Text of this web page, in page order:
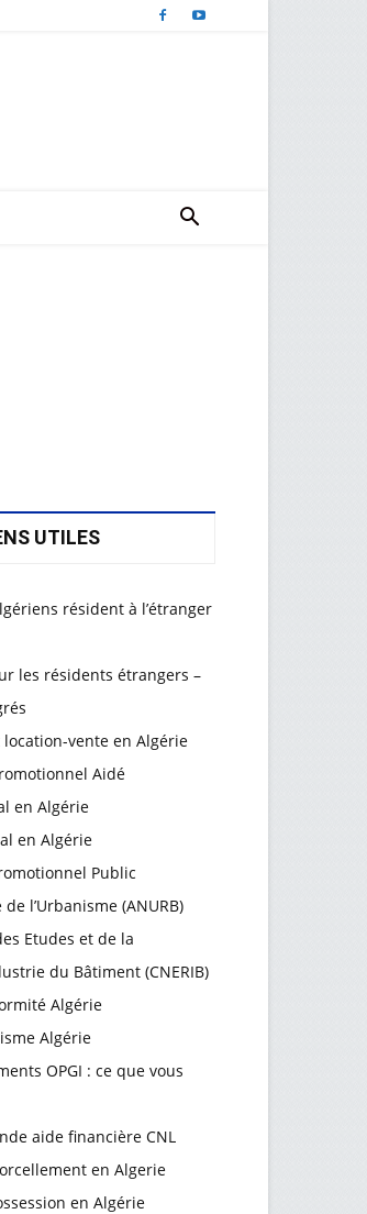
UTILES
résident à l’étranger
les résidents étrangers –
location-vente en Algérie
Aidé
en Algérie
en Algérie
Public
l’Urbanisme (ANURB)
Etudes et de la
du Bâtiment (CNERIB)
Algérie
Algérie
OPGI : ce que vous
aide financière CNL
en Algerie
en Algérie